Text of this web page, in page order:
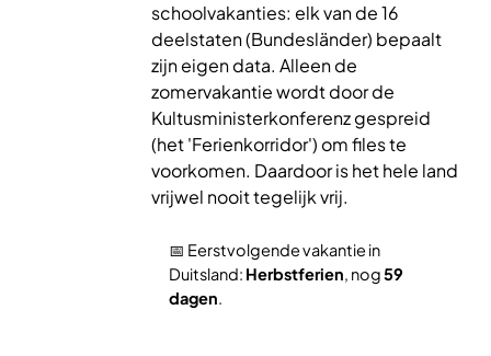
schoolvakanties: elk van de 16
deelstaten (Bundesländer) bepaalt
zijn eigen data. Alleen de
zomervakantie wordt door de
Kultusministerkonferenz gespreid
(het 'Ferienkorridor') om files te
voorkomen. Daardoor is het hele land
vrijwel nooit tegelijk vrij.
📅 Eerstvolgende vakantie in
Duitsland: Herbstferien, nog59
dagen.